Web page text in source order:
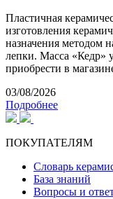
Пластичная
изготовления
назначения методом
лепки. Масса «Кедр»
приобрести в
03/08/2026
Подробнее
ПОКУПАТЕЛЯМ
Словарь
База знаний
Вопросы и